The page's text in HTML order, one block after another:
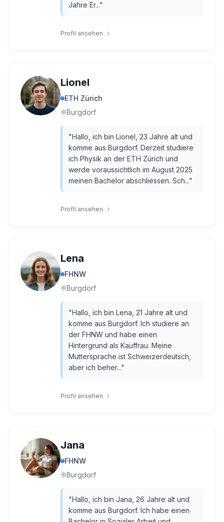
Jahre Er..."
Profil ansehen
Lionel
ETH Zürich
Burgdorf
"Hallo, ich bin Lionel, 23 Jahre alt und
komme aus Burgdorf. Derzeit studiere
ich Physik an der ETH Zürich und
werde voraussichtlich im August 2025
meinen Bachelor abschliessen. Sch..."
Profil ansehen
Lena
FHNW
Burgdorf
"Hallo, ich bin Lena, 21 Jahre alt und
komme aus Burgdorf. Ich studiere an
der FHNW und habe einen
Hintergrund als Kauffrau. Meine
Muttersprache ist Schweizerdeutsch,
aber ich beher..."
Profil ansehen
Jana
FHNW
Burgdorf
"Hallo, ich bin Jana, 26 Jahre alt und
komme aus Burgdorf. Ich habe einen